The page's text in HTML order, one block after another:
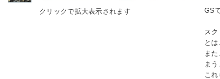
GS
ス
と
ま
ま
こ